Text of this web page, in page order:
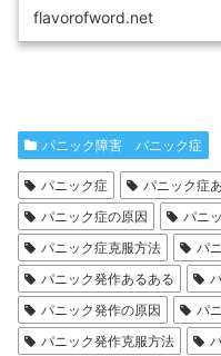
flavorofword.net
パニック障害 パニック症
パニック症 パニック症
パニック症の原因
パニ
パニック症克服方法
パ
パニック発作あるある
パニック発作の原因
パ
パニック発作克服方法